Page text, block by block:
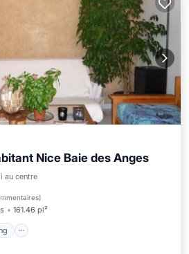
Nice Baie des Anges
au centre
)
161.46 pi²
Parking